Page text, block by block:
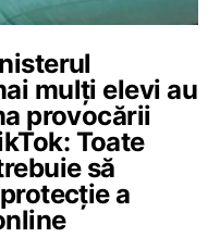
mulți elevi au
provocării
Toate
să
a